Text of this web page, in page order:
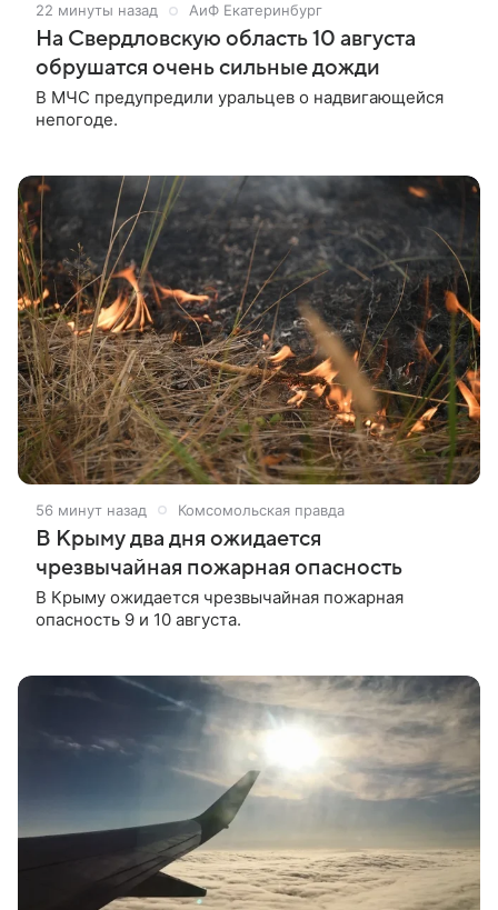
22 минуты назад АиФ Екатеринбург
На Свердловскую область 10 августа
обрушатся очень сильные дожди
В МЧС предупредили уральцев о надвигающейся
непогоде.
56 минут назад Комсомольская правда
В Крыму два дня ожидается
чрезвычайная пожарная опасность
В Крыму ожидается чрезвычайная пожарная
опасность 9 и 10 августа.